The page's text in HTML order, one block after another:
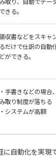
できる。
収書などをスキャ
るだけで仕訳の自動
どができる。
・手書きなどの場合
み取り制度が落ちる
・システムが高額
に自動化を実現